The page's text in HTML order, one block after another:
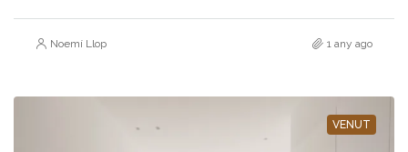
Noemí Llop 1 any ago
VENUT